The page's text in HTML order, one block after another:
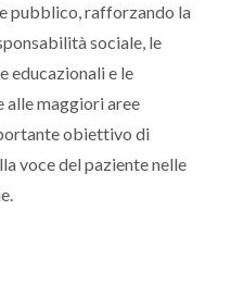
pubblico, rafforzando la
sociale, le
educazionali e le
maggiori aree
obiettivo di
voce del paziente nelle